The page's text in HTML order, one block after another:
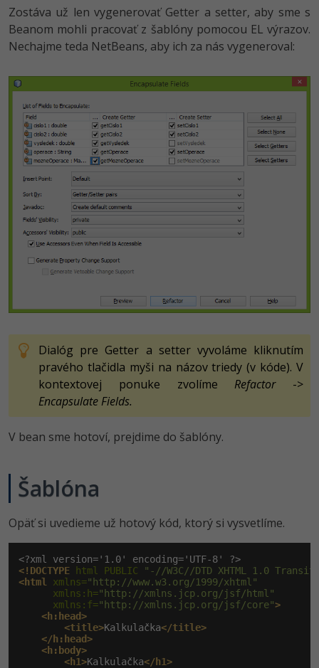
Zostáva už len vygenerovať Getter a setter, aby sme s
Beanom mohli pracovať z šablóny pomocou EL výrazov.
Nechajme teda NetBeans, aby ich za nás vygeneroval:
Dialóg pre Getter a setter vyvoláme kliknutím
pravého tlačidla myši na názov triedy (v kóde). V
kontextovej ponuke zvolímeRefactor->
Encapsulate Fields.
V bean sme hotoví, prejdime do šablóny.
Šablóna
Opäť si uvedieme už hotový kód, ktorý si vysvetlíme.
<!DOCTYPE html PUBLIC
"-//W3C//DTD XHTML 1.0
<html
xmlns="http://www.w3.org/1999/xhtml"
      xmlns:h=
"http://xmlns.jcp.org/jsf/html"
      xmlns:f=
"http://xmlns.jcp.org/jsf/core">
<h:head>
<title>Kalkulačka</title>
</h:head>
<h:body>
<h1>Kalkulačka</h1>